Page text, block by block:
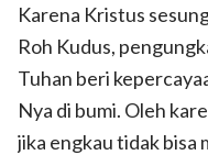
Karena Kristus
Roh Kudus,
Tuhan beri
Nya di bumi. Oleh
jika engkau tidak bisa